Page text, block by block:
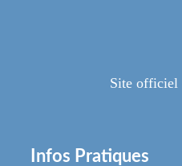
Site officiel
Infos Pratiques